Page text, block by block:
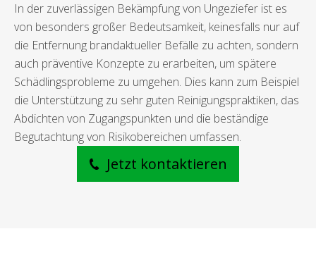
In der zuverlässigen Bekämpfung von Ungeziefer ist es
von besonders großer Bedeutsamkeit, keinesfalls nur auf
die Entfernung brandaktueller Befälle zu achten, sondern
auch präventive Konzepte zu erarbeiten, um spätere
Schädlingsprobleme zu umgehen. Dies kann zum Beispiel
die Unterstützung zu sehr guten Reinigungspraktiken, das
Abdichten von Zugangspunkten und die beständige
Begutachtung von Risikobereichen umfassen.
Jetzt kontaktieren